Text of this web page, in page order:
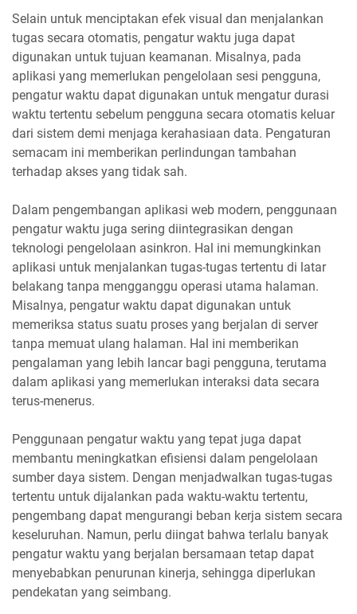
Selain untuk menciptakan efek visual dan menjalankan
tugas secara otomatis, pengatur waktu juga dapat
digunakan untuk tujuan keamanan. Misalnya, pada
aplikasi yang memerlukan pengelolaan sesi pengguna,
pengatur waktu dapat digunakan untuk mengatur durasi
waktu tertentu sebelum pengguna secara otomatis keluar
dari sistem demi menjaga kerahasiaan data. Pengaturan
semacam ini memberikan perlindungan tambahan
terhadap akses yang tidak sah.
Dalam pengembangan aplikasi web modern, penggunaan
pengatur waktu juga sering diintegrasikan dengan
teknologi pengelolaan asinkron. Hal ini memungkinkan
aplikasi untuk menjalankan tugas-tugas tertentu di latar
belakang tanpa mengganggu operasi utama halaman.
Misalnya, pengatur waktu dapat digunakan untuk
memeriksa status suatu proses yang berjalan di server
tanpa memuat ulang halaman. Hal ini memberikan
pengalaman yang lebih lancar bagi pengguna, terutama
dalam aplikasi yang memerlukan interaksi data secara
terus-menerus.
Penggunaan pengatur waktu yang tepat juga dapat
membantu meningkatkan efisiensi dalam pengelolaan
sumber daya sistem. Dengan menjadwalkan tugas-tugas
tertentu untuk dijalankan pada waktu-waktu tertentu,
pengembang dapat mengurangi beban kerja sistem secara
keseluruhan. Namun, perlu diingat bahwa terlalu banyak
pengatur waktu yang berjalan bersamaan tetap dapat
menyebabkan penurunan kinerja, sehingga diperlukan
pendekatan yang seimbang.